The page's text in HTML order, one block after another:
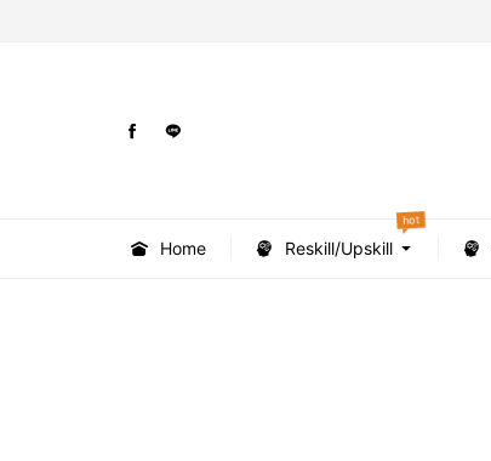
Home Reskill/Upskill
hot